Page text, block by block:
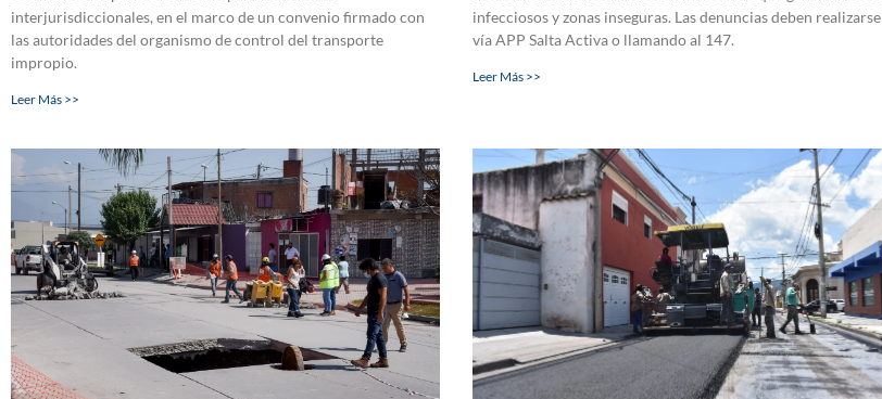
interjurisdiccionales, en el marco de un convenio firmado con
las autoridades del organismo de control del transporte
impropio.
Leer Más >>
infecciosos y zonas inseguras. Las denuncias deben realizarse
vía APP Salta Activa o llamando al 147.
Leer Más >>